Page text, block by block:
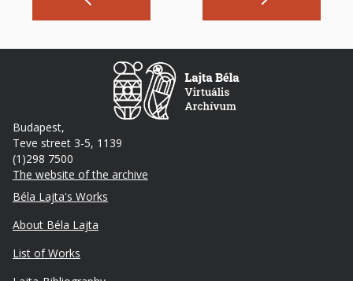
Budapest,
Teve street 3-5, 1139
(1)298 7500
The website of the archive
Footer
Béla Lajta's Works
About Béla Lajta
List of Works